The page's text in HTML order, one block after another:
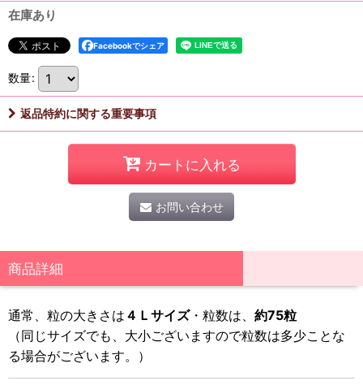
在庫あり
Facebookでシェア
数量:
返品特約に関する重要事項
カートに入れる
お問い合わせ
商品詳細
通常、粒の大きさは ４Ｌサイズ・粒数は、 約75粒
（同じサイズでも、大小ございますので粒数は多少ことな
る場合がございます。）